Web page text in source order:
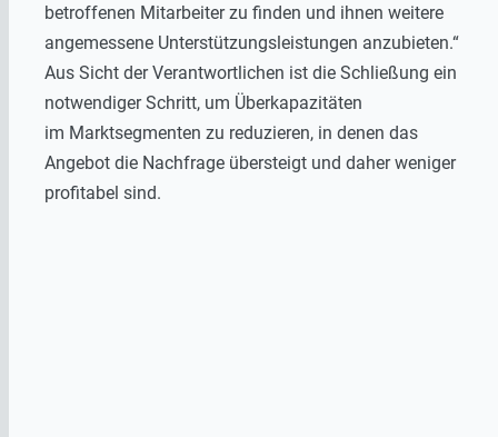
betroffenen Mitarbeiter zu finden und ihnen weitere
angemessene Unterstützungsleistungen anzubieten.“
Aus Sicht der Verantwortlichen ist die Schließung ein
notwendiger Schritt, um Überkapazitäten
im Marktsegmenten zu reduzieren, in denen das
Angebot die Nachfrage übersteigt und daher weniger
profitabel sind.